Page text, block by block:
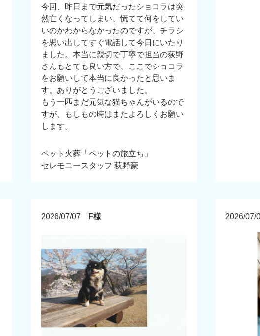
今回、昨日まで元気だったショコラは突
然亡くなってしまい、慌てて何をしてい
いのかわからなかったのですが、チラシ
を思い出してすぐ電話して今日にいたり
ました。本当に親切で丁寧で担当の荻野
さんもとても良い方で、ここでショコラ
をお願いして本当に良かったと思いま
す。ありがとうございました。
もう一匹まだ元気な猫ちゃんがいるので
すが、もしもの時はまたよろしくお願い
します。
ペット火葬「ペットの旅立ち」
セレモニースタッフ 荻野豪
2026/07/07 F様 2026/07/